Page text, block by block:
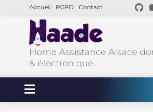
Accueil RGPD Contact
Home Assistance Alsace
& électronique.